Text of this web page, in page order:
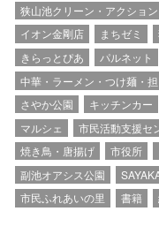
狭山池クリーン・アクション
イオン金剛店
まちゼミ
きらっとぴあ
パルネット
中華・ラーメン・つけ麺・
さやか公園
キッチンカー
マルシェ
市民活動支援セ
焼き鳥・唐揚げ
市役所
副池オアシス公園
市民ふれあいの里
書籍